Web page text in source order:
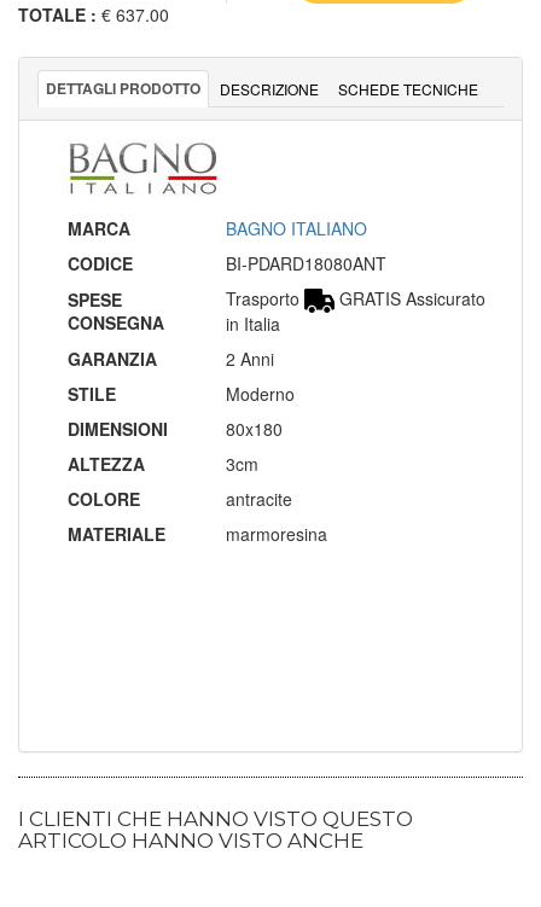
TOTALE : € 637.00
DETTAGLI PRODOTTO DESCRIZIONE SCHEDE TECNICHE
MARCA
BAGNO ITALIANO
CODICE
BI-PDARD18080ANT
SPESE
CONSEGNA
Trasporto
GRATIS Assicurato
in Italia
GARANZIA
2 Anni
STILE
Moderno
DIMENSIONI
80x180
ALTEZZA
3cm
COLORE
antracite
MATERIALE
marmoresina
I CLIENTI CHE HANNO VISTO QUESTO
ARTICOLO HANNO VISTO ANCHE